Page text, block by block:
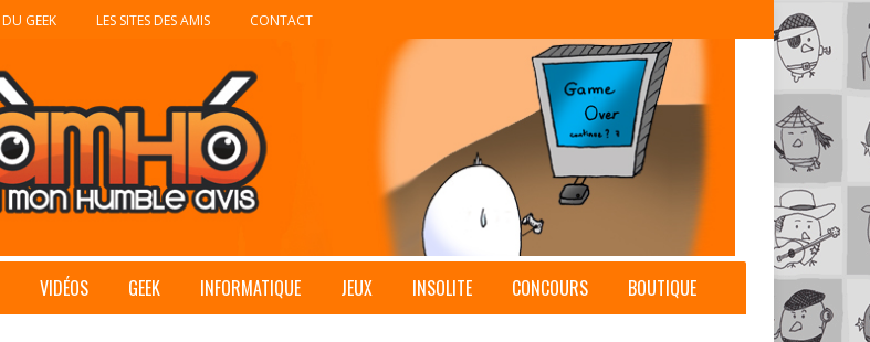
GEEK LES SITES DES AMIS CONTACT
VIDÉOS GEEK INFORMATIQUE JEUX INSOLITE CONCOURS BOUTIQUE